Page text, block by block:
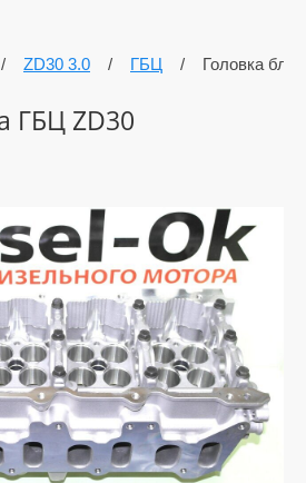
ZD30 3.0 / ГБЦ / Головка
ГБЦ ZD30